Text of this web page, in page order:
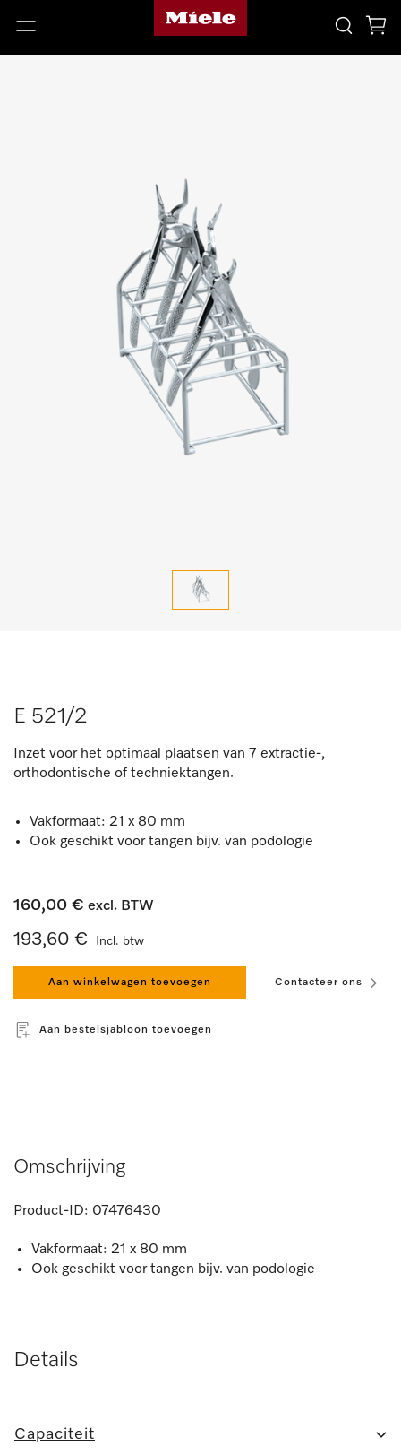
E 521/2
Inzet voor het optimaal plaatsen van 7 extractie-,
orthodontische of techniektangen.
Vakformaat: 21 x 80 mm
Ook geschikt voor tangen bijv. van podologie
160,00 € excl. BTW
193,60 € Incl. btw
Aan winkelwagen toevoegen Contacteer ons
Aan bestelsjabloon toevoegen
Omschrijving
Product-ID: 07476430
Vakformaat: 21 x 80 mm
Ook geschikt voor tangen bijv. van podologie
Details
Capaciteit